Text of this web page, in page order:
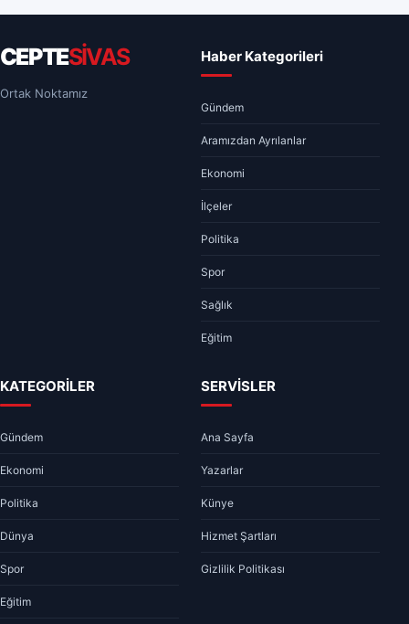
CEPTESİVAS
Ortak Noktamız
Haber Kategorileri
Gündem
Aramızdan Ayrılanlar
Ekonomi
İlçeler
Politika
Spor
Sağlık
Eğitim
KATEGORİLER
Gündem
Ekonomi
Politika
Dünya
Spor
Eğitim
SERVİSLER
Ana Sayfa
Yazarlar
Künye
Hizmet Şartları
Gizlilik Politikası